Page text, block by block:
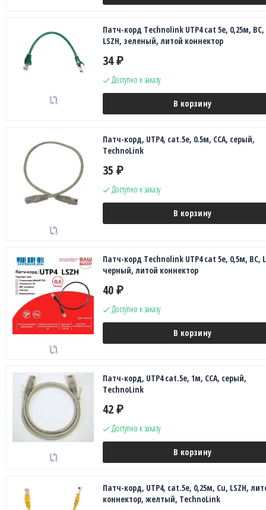
Патч-корд Technolink UTP4 cat 5e, 0,25м, ВС,
LSZH, зеленый, литой коннектор
34 ₽
Доступно к заказу
В корзину
Патч-корд, UTP4, cat.5е, 0.5м, CCA, серый,
TechnoLink
35 ₽
Доступно к заказу
В корзину
Патч-корд Technolink UTP4 cat 5e, 0,5м, ВС,
черный, литой коннектор
40 ₽
Доступно к заказу
В корзину
Патч-корд, UTP4 cat.5е, 1м, CCA, серый,
TechnoLink
42 ₽
Доступно к заказу
В корзину
Патч-корд, UTP4, cat.5e, 0,25м, Сu, LSZH,
коннектор, желтый, TechnoLink